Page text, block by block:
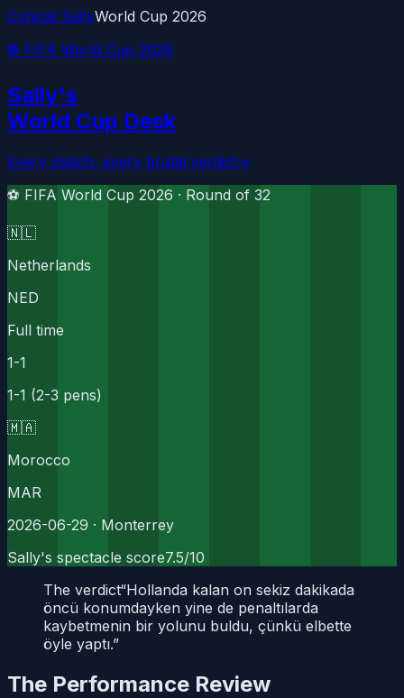
Cynical SallyWorld Cup 2026
⚽ FIFA World Cup 2026
Sally's
World Cup Desk
Every match, every brutal verdict→
⚽ FIFA World Cup 2026 · Round of 32
🇳🇱
Netherlands
NED
Full time
1-1
1-1 (2-3 pens)
🇲🇦
Morocco
MAR
2026-06-29 · Monterrey
Sally's spectacle score7.5/10
The verdict“Hollanda kalan on sekiz dakikada
öncü konumdayken yine de penaltılarda
kaybetmenin bir yolunu buldu, çünkü elbette
öyle yaptı.”
The Performance Review